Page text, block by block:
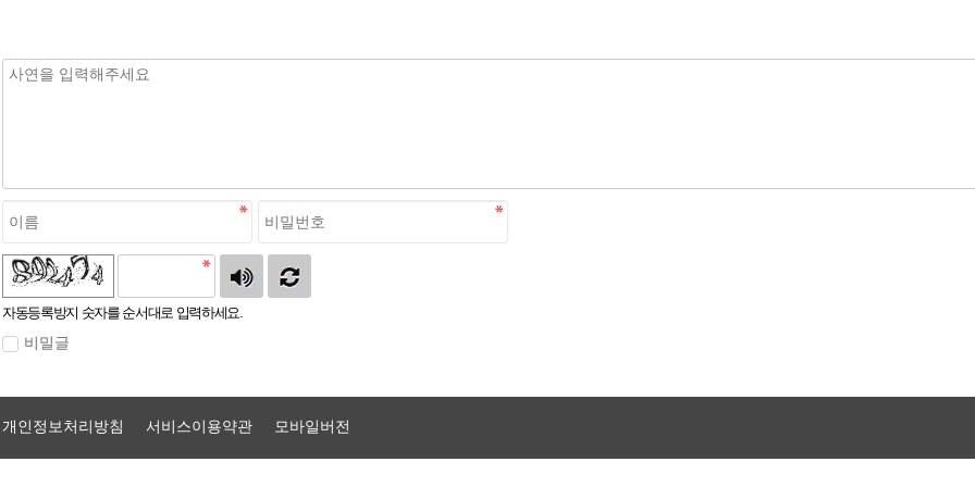
자동등록방지 숫자를 순서대로 입력하세요.
비밀글
개인정보처리방침 서비스이용약관 모바일버전